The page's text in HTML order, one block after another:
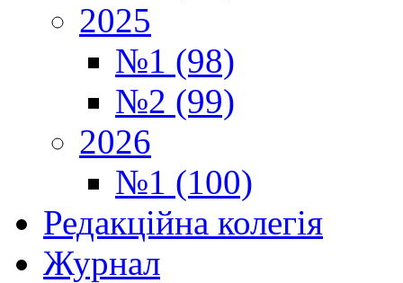
2025
№1 (98)
№2 (99)
2026
№1 (100)
Редакційна колегія
Журнал